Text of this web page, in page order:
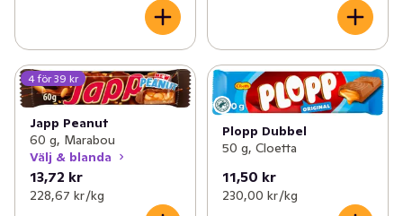
4 för 39 kr
Japp Peanut
60 g, Marabou
Välj & blanda
13,72 kr
228,67 kr /kg
Plopp Dubbel
50 g, Cloetta
11,50 kr
230,00 kr /kg